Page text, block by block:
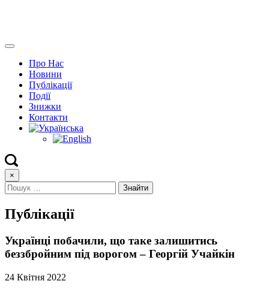
Про Нас
Новини
Публікації
Події
Знижки
Контакти
×
Публікації
Українці побачили, що таке залишитись
беззбройним під ворогом – Георгій Учайкін
24 Квітня 2022